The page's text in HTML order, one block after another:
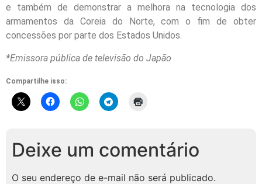
e também de demonstrar a melhora na tecnologia dos
armamentos da Coreia do Norte, com o fim de obter
concessões por parte dos Estados Unidos.
*Emissora pública de televisão do Japão
Compartilhe isso:
Deixe um comentário
O seu endereço de e-mail não será publicado.